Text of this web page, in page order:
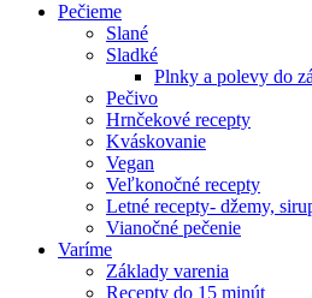
Pečieme
Slané
Sladké
Plnky a polevy do
Pečivo
Hrnčekové recepty
Kváskovanie
Vegan
Veľkonočné recepty
Letné recepty- džemy,
Vianočné pečenie
Varíme
Základy varenia
Recepty do 15 minút